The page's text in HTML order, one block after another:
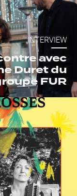
INTERVIEW
avec
Duret du
FUR